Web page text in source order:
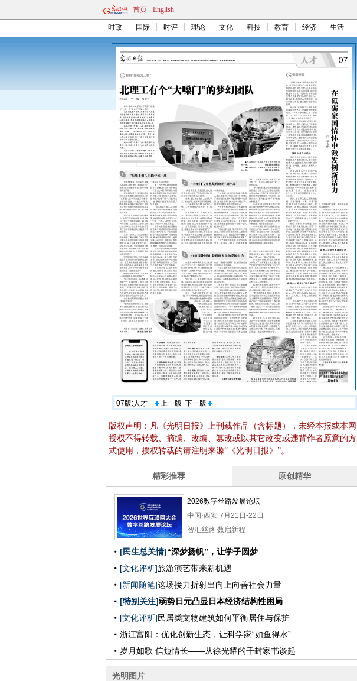
首页 English
时政 国际 时评 理论 文化 科技 教育 经济 生活
07版:人才 上一版 下一版
版权声明：凡《光明日报》上刊载作品（含标题），未经本报或本网
授权不得转载、摘编、改编、篡改或以其它改变或违背作者原意的方
式使用，授权转载的请注明来源“《光明日报》”。